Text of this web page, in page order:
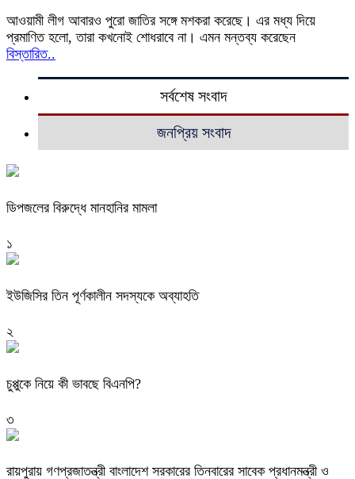
আওয়ামী লীগ আবারও পুরো জাতির সঙ্গে মশকরা করেছে। এর মধ্য দিয়ে
প্রমাণিত হলো, তারা কখনোই শোধরাবে না। এমন মন্তব্য করেছেন
বিস্তারিত..
সর্বশেষ সংবাদ
জনপ্রিয় সংবাদ
ডিপজলের বিরুদ্ধে মানহানির মামলা
১
ইউজিসির তিন পূর্ণকালীন সদস্যকে অব্যাহতি
২
চুপ্পুকে নিয়ে কী ভাবছে বিএনপি?
৩
রায়পুরায় গণপ্রজাতন্ত্রী বাংলাদেশ সরকারের তিনবারের সাবেক প্রধানমন্ত্রী ও